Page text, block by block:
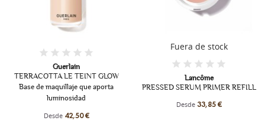
Guerlain
TERRACOTTA LE TEINT GLOW
Base de maquillaje que aporta
luminosidad
Desde 42,50 €
Fuera de stock
Lancôme
PRESSED SERUM PRIMER REFILL
Desde 33,85 €